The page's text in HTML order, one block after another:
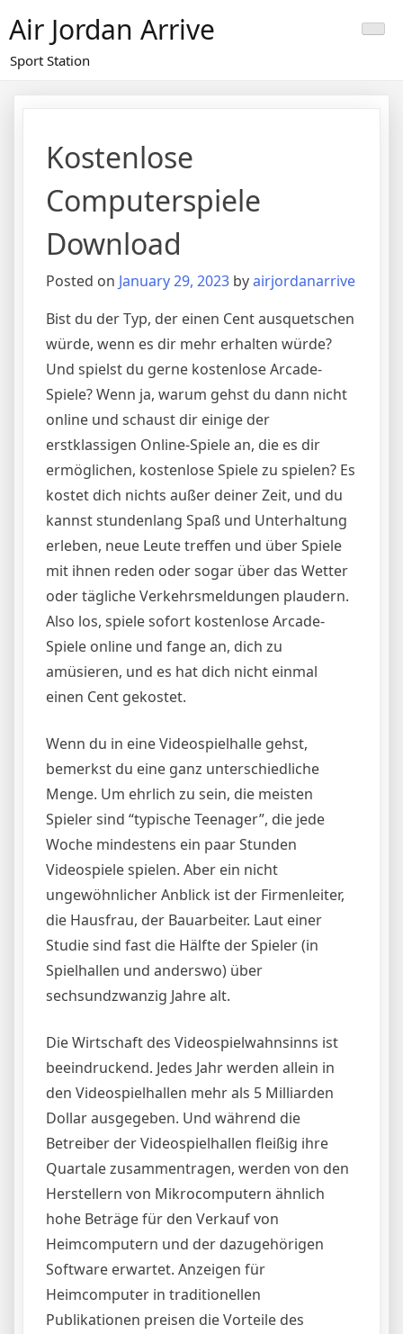
to
content
Air Jordan Arrive
Sport Station
Kostenlose
Computerspiele
Download
Posted on January 29, 2023 byairjordanarrive
Bist du der Typ, der einen Cent ausquetschen
würde, wenn es dir mehr erhalten würde?
Und spielst du gerne kostenlose Arcade-
Spiele? Wenn ja, warum gehst du dann nicht
online und schaust dir einige der
erstklassigen Online-Spiele an, die es dir
ermöglichen, kostenlose Spiele zu spielen? Es
kostet dich nichts außer deiner Zeit, und du
kannst stundenlang Spaß und Unterhaltung
erleben, neue Leute treffen und über Spiele
mit ihnen reden oder sogar über das Wetter
oder tägliche Verkehrsmeldungen plaudern.
Also los, spiele sofort kostenlose Arcade-
Spiele online und fange an, dich zu
amüsieren, und es hat dich nicht einmal
einen Cent gekostet.
Wenn du in eine Videospielhalle gehst,
bemerkst du eine ganz unterschiedliche
Menge. Um ehrlich zu sein, die meisten
Spieler sind “typische Teenager”, die jede
Woche mindestens ein paar Stunden
Videospiele spielen. Aber ein nicht
ungewöhnlicher Anblick ist der Firmenleiter,
die Hausfrau, der Bauarbeiter. Laut einer
Studie sind fast die Hälfte der Spieler (in
Spielhallen und anderswo) über
sechsundzwanzig Jahre alt.
Die Wirtschaft des Videospielwahnsinns ist
beeindruckend. Jedes Jahr werden allein in
den Videospielhallen mehr als 5 Milliarden
Dollar ausgegeben. Und während die
Betreiber der Videospielhallen fleißig ihre
Quartale zusammentragen, werden von den
Herstellern von Mikrocomputern ähnlich
hohe Beträge für den Verkauf von
Heimcomputern und der dazugehörigen
Software erwartet. Anzeigen für
Heimcomputer in traditionellen
Publikationen preisen die Vorteile des